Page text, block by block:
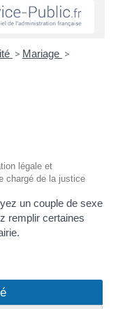
> Mariage >
légale et
chargé de la justice
un couple de sexe
remplir certaines